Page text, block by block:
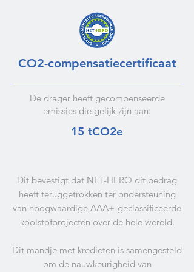
CO2-compensatiecertificaat
De drager heeft gecompenseerde
emissies die gelijk zijn aan:
15 tCO2e
Dit bevestigt dat NET-HERO dit bedrag
heeft teruggetrokken ter ondersteuning
van hoogwaardige AAA+-geclassificeerde
koolstofprojecten over de hele wereld.
Dit mandje met kredieten is samengesteld
om de nauwkeurigheid van